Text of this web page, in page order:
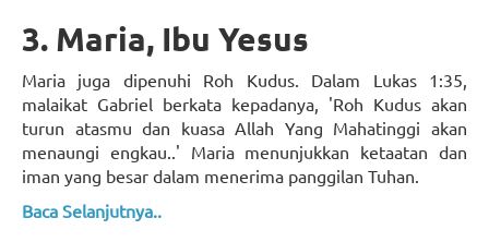
3. Maria, Ibu Yesus
Maria juga dipenuhi Roh Kudus. Dalam Lukas 1:35,
malaikat Gabriel berkata kepadanya, 'Roh Kudus akan
turun atasmu dan kuasa Allah Yang Mahatinggi akan
menaungi engkau..' Maria menunjukkan ketaatan dan
iman yang besar dalam menerima panggilan Tuhan.
Baca Selanjutnya..